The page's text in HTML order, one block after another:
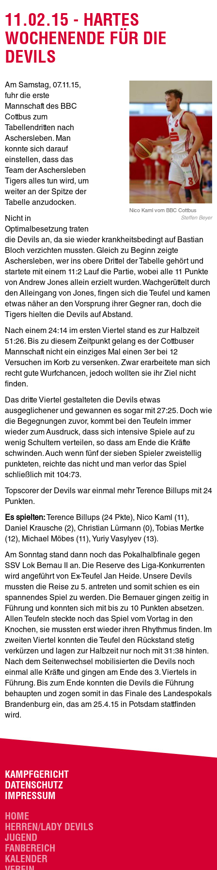
11.02.15 - HARTES
WOCHENENDE FÜR DIE
DEVILS
Nico Kaml vom BBC Cottbus
Steffen Beyer
Am Samstag, 07.11.15,
fuhr die erste
Mannschaft des BBC
Cottbus zum
Tabellendritten nach
Aschersleben. Man
konnte sich darauf
einstellen, dass das
Team der Aschersleben
Tigers alles tun wird, um
weiter an der Spitze der
Tabelle anzudocken.
Nicht in
Optimalbesetzung traten
die Devils an, da sie wieder krankheitsbedingt auf Bastian
Bloch verzichten mussten. Gleich zu Beginn zeigte
Aschersleben, wer ins obere Drittel der Tabelle gehört und
startete mit einem 11:2 Lauf die Partie, wobei alle 11 Punkte
von Andrew Jones allein erzielt wurden. Wachgerüttelt durch
den Alleingang von Jones, fingen sich die Teufel und kamen
etwas näher an den Vorsprung ihrer Gegner ran, doch die
Tigers hielten die Devils auf Abstand.
Nach einem 24:14 im ersten Viertel stand es zur Halbzeit
51:26. Bis zu diesem Zeitpunkt gelang es der Cottbuser
Mannschaft nicht ein einziges Mal einen 3er bei 12
Versuchen im Korb zu versenken. Zwar erarbeitete man sich
recht gute Wurfchancen, jedoch wollten sie ihr Ziel nicht
finden.
Das dritte Viertel gestalteten die Devils etwas
ausgeglichener und gewannen es sogar mit 27:25. Doch wie
die Begegnungen zuvor, kommt bei den Teufeln immer
wieder zum Ausdruck, dass sich intensive Spiele auf zu
wenig Schultern verteilen, so dass am Ende die Kräfte
schwinden. Auch wenn fünf der sieben Spieler zweistellig
punkteten, reichte das nicht und man verlor das Spiel
schließlich mit 104:73.
Topscorer der Devils war einmal mehr Terence Billups mit 24
Punkten.
Es spielten: Terence Billups (24 Pkte), Nico Kaml (11),
Daniel Krausche (2), Christian Lürmann (0), Tobias Mertke
(12), Michael Möbes (11), Yuriy Vasylyev (13).
Am Sonntag stand dann noch das Pokalhalbfinale gegen
SSV Lok Bernau II an. Die Reserve des Liga-Konkurrenten
wird angeführt von Ex-Teufel Jan Heide. Unsere Devils
mussten die Reise zu 5. antreten und somit schien es ein
spannendes Spiel zu werden. Die Bernauer gingen zeitig in
Führung und konnten sich mit bis zu 10 Punkten absetzen.
Allen Teufeln steckte noch das Spiel vom Vortag in den
Knochen, sie mussten erst wieder ihren Rhythmus finden. Im
zweiten Viertel konnten die Teufel den Rückstand stetig
verkürzen und lagen zur Halbzeit nur noch mit 31:38 hinten.
Nach dem Seitenwechsel mobilisierten die Devils noch
einmal alle Kräfte und gingen am Ende des 3. Viertels in
Führung. Bis zum Ende konnten die Devils die Führung
behaupten und zogen somit in das Finale des Landespokals
Brandenburg ein, das am 25.4.15 in Potsdam stattfinden
wird.
KAMPFGERICHT
DATENSCHUTZ
IMPRESSUM
HOME
HERREN/LADY DEVILS
JUGEND
FANBEREICH
KALENDER